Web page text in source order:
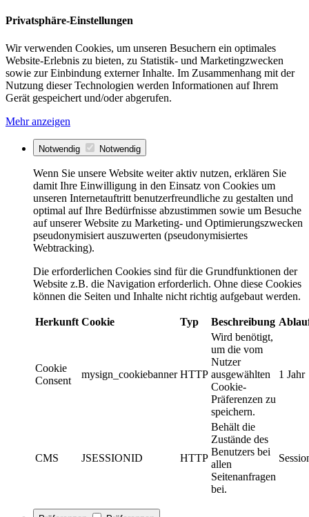
Privatsphäre-Einstellungen
Wir verwenden Cookies, um unseren Besuchern ein optimales
Website-Erlebnis zu bieten, zu Statistik- und Marketingzwecken
sowie zur Einbindung externer Inhalte. Im Zusammenhang mit der
Nutzung dieser Technologien werden Informationen auf Ihrem
Gerät gespeichert und/oder abgerufen.
Mehr anzeigen
Notwendig Notwendig
Wenn Sie unsere Website weiter aktiv nutzen, erklären Sie
damit Ihre Einwilligung in den Einsatz von Cookies um
unseren Internetauftritt benutzerfreundliche zu gestalten und
optimal auf Ihre Bedürfnisse abzustimmen sowie um Besuche
auf unserer Website zu Marketing- und Optimierungszwecken
pseudonymisiert auszuwerten (pseudonymisiertes
Webtracking).
Die erforderlichen Cookies sind für die Grundfunktionen der
Website z.B. die Navigation erforderlich. Ohne diese Cookies
können die Seiten und Inhalte nicht richtig aufgebaut werden.
Herkunft Cookie Typ Beschreibung
Cookie
Consent
mysign_cookiebanner HTTP
Wird benötigt,
um die vom
Nutzer
ausgewählten
Cookie-
Präferenzen zu
speichern.
1 Jahr
CMS JSESSIONID HTTP
Behält die
Zustände des
Benutzers bei
allen
Seitenanfragen
bei.